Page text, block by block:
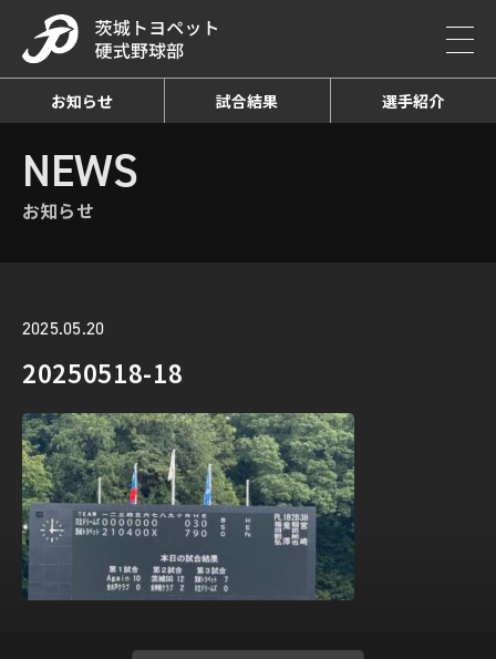
お知らせ 試合結果 選手紹介
HOME お知らせ詳細
NEWS
お知らせ
2025.05.20
20250518-18